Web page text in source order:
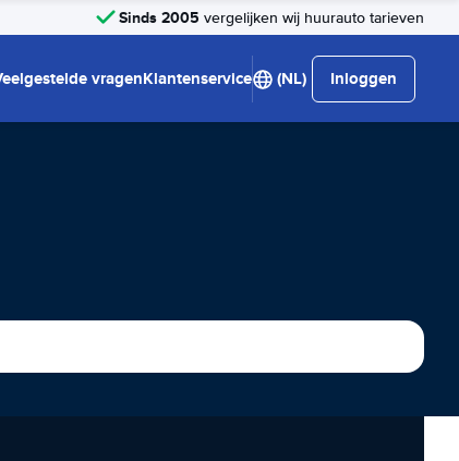
Sinds 2005 vergelijken wij huurauto tarieven
vragenKlantenservice (NL) Inloggen